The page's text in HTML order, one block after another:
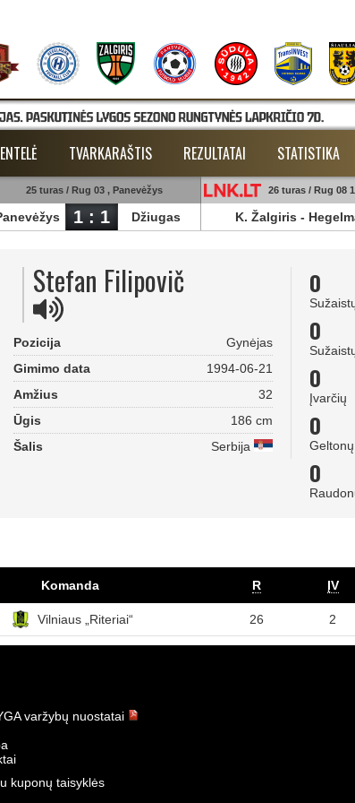
TVARKARAŠTIS REZULTATAI STATISTIKA
25 turas / Rug 03 , Panevėžys
1 : 1 Džiugas
26 turas / Rug 08
K. Žalgiris -
Stefan Filipovič
Pozicija
Gynėjas
Gimimo data
1994-06-21
Amžius
32
Ūgis
186 cm
Šalis
Serbija
0
0
0
Įvarčių
0
0
Komanda R ĮV
Vilniaus „Riteriai“ 26 2
varžybų nuostatai
kuponų taisyklės